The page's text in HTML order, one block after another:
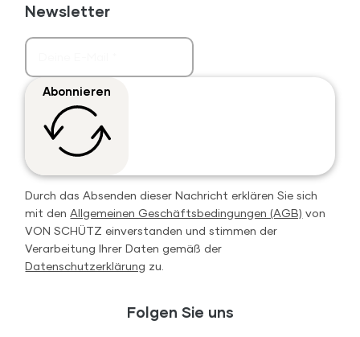
Newsletter
Abonnieren
Durch das Absenden dieser Nachricht erklären Sie sich
mit denAllgemeinen Geschäftsbedingungen (AGB) von
VON SCHÜTZ einverstanden und stimmen der
Verarbeitung Ihrer Daten gemäß der
Datenschutzerklärung zu.
Folgen Sie uns